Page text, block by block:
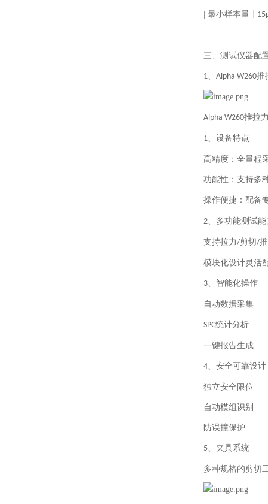
最小样本量 |
三、测试仪器配
1、 Alpha W260推
Alpha W260推拉
1、设备特点
高精度：全量程
功能性：支持多
操作便捷：配备
2、多功能测试能
支持拉力/剪切/
模块化设计灵活
3、智能化操作
自动数据采集
SPC统计分析
一键报告生成
4、安全可靠设计
独立安全限位
自动模组识别
防误撞保护
5、 夹具系统
多种规格的剪切